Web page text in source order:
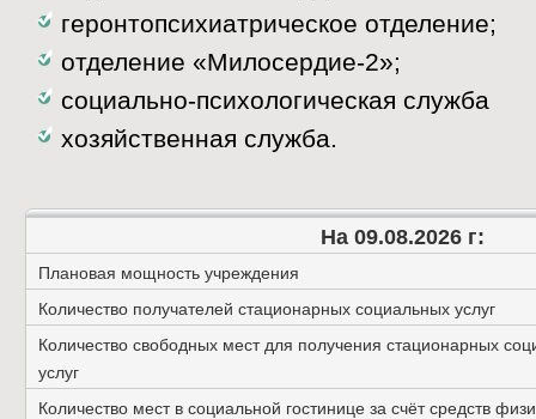
геронтопсихиатрическое отделение;
отделение «Милосердие-2»;
социально-психологическая служба
хозяйственная служба.
На 09.08.2026 г:
Плановая мощность учреждения
Количество получателей стационарных социальных услуг
Количество свободных мест для получения стационарных
услуг
Количество мест в социальной гостинице за счёт средств